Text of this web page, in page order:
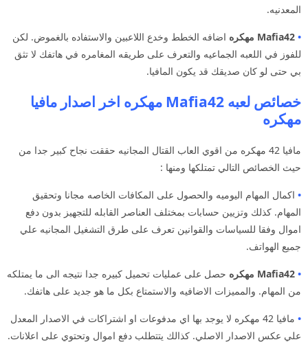
المعدنيه.
• Mafia42 مهكره
اضافه الخطط وخدع اللاعبين والاستفاده بالغموض. لكن
للفوز في اللعبه الجماعيه والتعرف على طريقه المغامره في هاتفك لا تثق
بي حتى لو كان صديقك قد يكون المافيا.
خصائص لعبه Mafia42 مهكره اخر اصدار مافيا
مهكره
مافيا 42 مهكره من اقوي العاب القتال المجانيه حققت نجاح كبير جدا من
حيث الخصائص التالي تمتلكها ومنها :
• اكمال المهام اليوميه والحصول على المكافات الخاصه مجانا وتحقيق
المهام. كذلك وتزيين حسابات بمختلف العناصر القابله للتجهيز بدون دفع
اموال وفقا للسياسات والقوانين تعرف على طرق التشغيل المجانيه علي
جميع الهواتف.
• Mafia42 مهكره
حصل على عمليات تحميل كبيره جدا نتيجه الى ما يمتلكه
من المهام. والمميزات الاضافيه والاستمتاع بكل ما هو جديد على هاتفك.
•
مافيا 42 مهكره لا يوجد بها اي مدفوعات او اشتراكات في الاصدار المعدل
علي عكس الاصدار الاصلي. كذالك يتتطلب دفع اموال وتحتوي على اعلانات.